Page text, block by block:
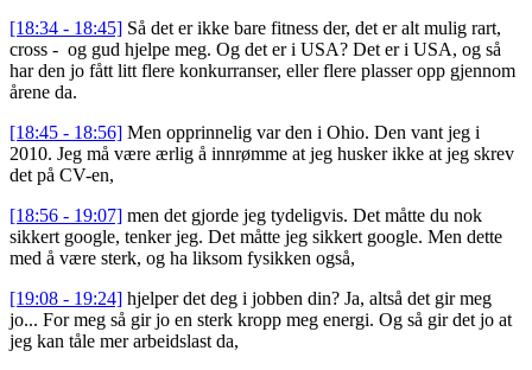
[18:34 - 18:45] Så det er ikke bare fitness der, det er alt mulig rart,
cross - og gud hjelpe meg. Og det er i USA? Det er i USA, og så
har den jo fått litt flere konkurranser, eller flere plasser opp gjennom
årene da.
[18:45 - 18:56] Men opprinnelig var den i Ohio. Den vant jeg i
2010. Jeg må være ærlig å innrømme at jeg husker ikke at jeg skrev
det på CV-en,
[18:56 - 19:07] men det gjorde jeg tydeligvis. Det måtte du nok
sikkert google, tenker jeg. Det måtte jeg sikkert google. Men dette
med å være sterk, og ha liksom fysikken også,
[19:08 - 19:24] hjelper det deg i jobben din? Ja, altså det gir meg
jo... For meg så gir jo en sterk kropp meg energi. Og så gir det jo at
jeg kan tåle mer arbeidslast da,